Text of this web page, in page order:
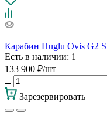
Карабин Huglu Ovis G2
Есть в наличии: 1
133 900 ₽/шт
Зарезервировать